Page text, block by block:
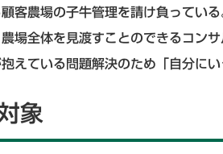
客農場の子牛管理を請け負ってい
場全体を見渡すことのできるコン
えている問題解決のため「自分に
象